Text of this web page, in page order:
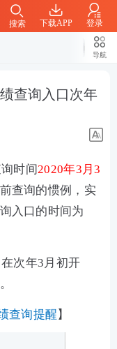
下载APP 登录
搜索
导航
查询入口次年
时间2020年3月3
查询的惯例，实
入口的时间为
在次年3月初开
查询提醒 】